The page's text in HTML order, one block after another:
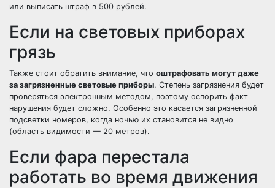
или выписать штраф в 500 рублей.
Если на световых приборах
грязь
Также стоит обратить внимание, что оштрафовать могут даже
за загрязненные световые приборы. Степень загрязнения будет
проверяться электронным методом, поэтому оспорить факт
нарушения будет сложно. Особенно это касается загрязненной
подсветки номеров, когда ночью их становится не видно
(область видимости — 20 метров).
Если фара перестала
работать во время движения